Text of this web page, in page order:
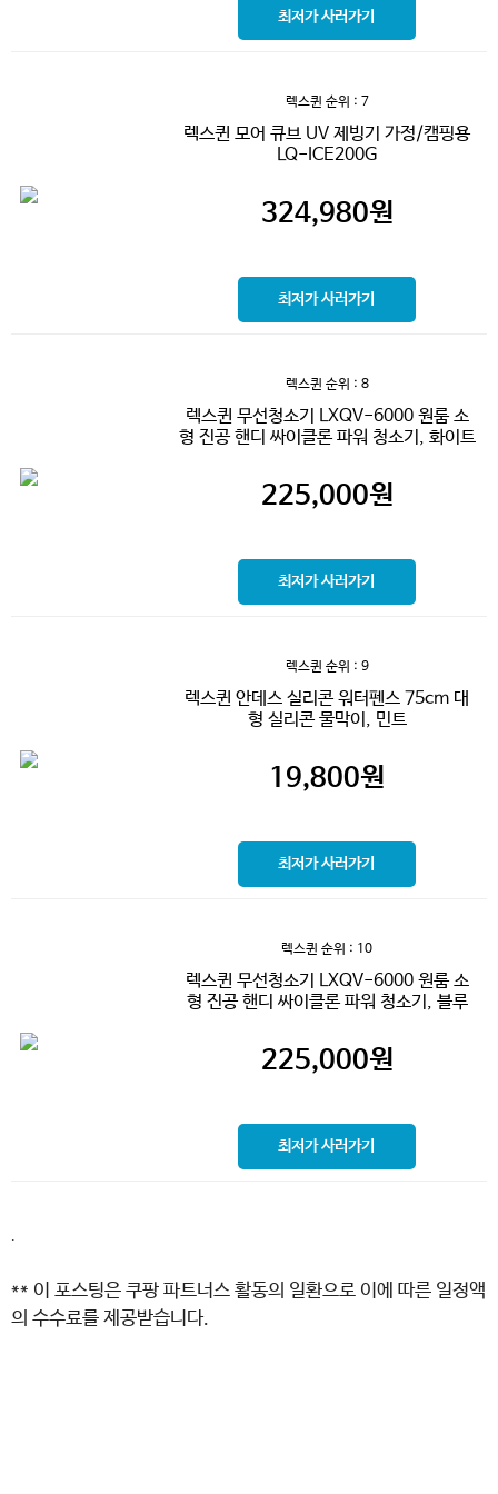
최저가 사러가기
렉스퀸 순위 : 7
렉스퀸 모어 큐브 UV 제빙기 가정/캠핑용
LQ-ICE200G
324,980원
최저가 사러가기
렉스퀸 순위 : 8
렉스퀸 무선청소기 LXQV-6000 원룸 소
형 진공 핸디 싸이클론 파워 청소기, 화이트
225,000원
최저가 사러가기
렉스퀸 순위 : 9
렉스퀸 안데스 실리콘 워터펜스 75cm 대
형 실리콘 물막이, 민트
19,800원
최저가 사러가기
렉스퀸 순위 : 10
렉스퀸 무선청소기 LXQV-6000 원룸 소
형 진공 핸디 싸이클론 파워 청소기, 블루
225,000원
최저가 사러가기
.
** 이 포스팅은 쿠팡 파트너스 활동의 일환으로 이에 따른 일정액
의 수수료를 제공받습니다.